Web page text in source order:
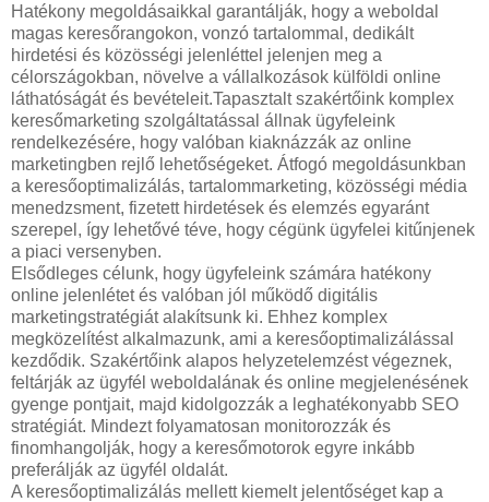
Hatékony megoldásaikkal garantálják, hogy a weboldal
magas keresőrangokon, vonzó tartalommal, dedikált
hirdetési és közösségi jelenléttel jelenjen meg a
célországokban, növelve a vállalkozások külföldi online
láthatóságát és bevételeit.Tapasztalt szakértőink komplex
keresőmarketing szolgáltatással állnak ügyfeleink
rendelkezésére, hogy valóban kiaknázzák az online
marketingben rejlő lehetőségeket. Átfogó megoldásunkban
a keresőoptimalizálás, tartalommarketing, közösségi média
menedzsment, fizetett hirdetések és elemzés egyaránt
szerepel, így lehetővé téve, hogy cégünk ügyfelei kitűnjenek
a piaci versenyben.
Elsődleges célunk, hogy ügyfeleink számára hatékony
online jelenlétet és valóban jól működő digitális
marketingstratégiát alakítsunk ki. Ehhez komplex
megközelítést alkalmazunk, ami a keresőoptimalizálással
kezdődik. Szakértőink alapos helyzetelemzést végeznek,
feltárják az ügyfél weboldalának és online megjelenésének
gyenge pontjait, majd kidolgozzák a leghatékonyabb SEO
stratégiát. Mindezt folyamatosan monitorozzák és
finomhangolják, hogy a keresőmotorok egyre inkább
preferálják az ügyfél oldalát.
A keresőoptimalizálás mellett kiemelt jelentőséget kap a